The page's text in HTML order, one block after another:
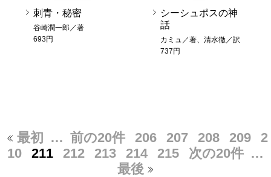
刺青・秘密
谷崎潤一郎／著
693円
シーシュポスの神
話
カミュ／著、清水徹／訳
737円
最初 … 前の20件 206 207 208 209
2
10
211 212 213 214 215 次の20件 …
最後